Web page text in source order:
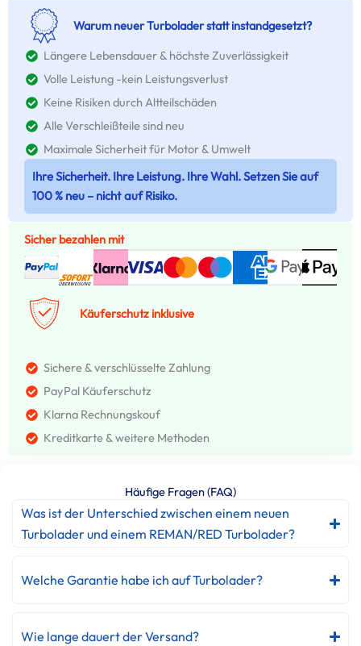
Warum neuer Turbolader statt instandgesetzt?
Längere Lebensdauer & höchste Zuverlässigkeit
Volle Leistung -kein Leistungsverlust
Keine Risiken durch Altteilschäden
Alle Verschleißteile sind neu
Maximale Sicherheit für Motor & Umwelt
Ihre Sicherheit. Ihre Leistung. Ihre Wahl. Setzen Sie auf
100 % neu – nicht auf Risiko.
Sicher bezahlen mit
Käuferschutz inklusive
Sichere & verschlüsselte Zahlung
PayPal Käuferschutz
Klarna Rechnungskouf
Kreditkarte & weitere Methoden
Häufige Fragen (FAQ)
Was ist der Unterschied zwischen einem neuen
Turbolader und einem REMAN/RED Turbolader?
Welche Garantie habe ich auf Turbolader?
Wie lange dauert der Versand?